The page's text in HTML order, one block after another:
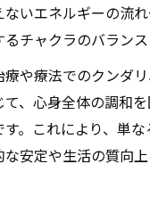
いエネルギーの流
チャクラのバランス
や療法でのクンダ
、心身全体の調和
。これにより、単
安定や生活の質向